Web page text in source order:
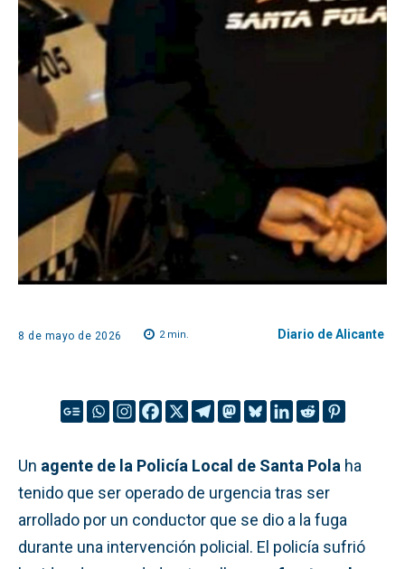
8 de mayo de 2026 2min. Diario de Alicante
Un agente de la Policía Local de Santa Pola ha
tenido que ser operado de urgencia tras ser
arrollado por un conductor que se dio a la fuga
durante una intervención policial. El policía sufrió